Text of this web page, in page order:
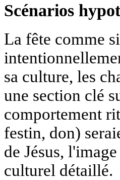
Scénarios
La fête comme
sa culture, les
une section clé
comportement
festin, don)
de Jésus,
culturel détaillé.